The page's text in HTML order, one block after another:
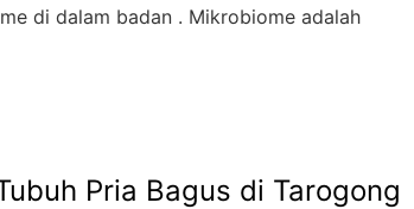
di dalam badan . Mikrobiome adalah
Pria Bagus di Tarogong